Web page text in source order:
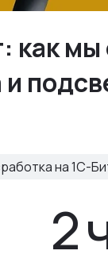
как
на 1С-
2